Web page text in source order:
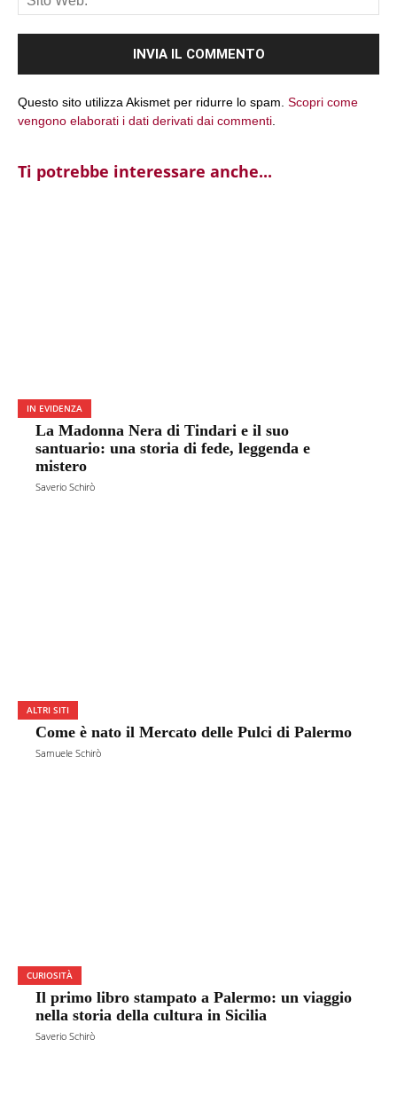
Questo sito utilizza Akismet per ridurre lo spam. Scopri come
vengono elaborati i dati derivati dai commenti
Ti potrebbe interessare anche...
IN EVIDENZA
La Madonna Nera di Tindari e il suo
santuario: una storia di fede, leggenda e
mistero
Saverio Schirò
ALTRI SITI
Come è nato il Mercato delle Pulci di Palermo
Samuele Schirò
CURIOSITÀ
Il primo libro stampato a Palermo: un viaggio
nella storia della cultura in Sicilia
Saverio Schirò